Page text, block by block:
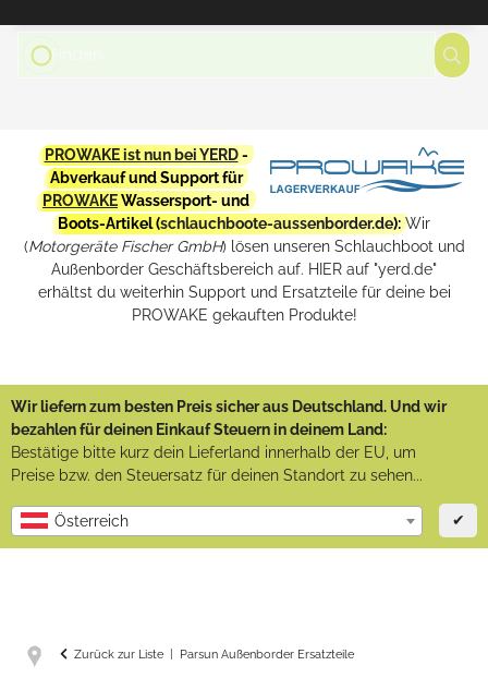
PROWAKE ist nun bei YERD-
Abverkauf und Support für
PROWAKEWassersport- und
Boots-Artikel (schlauchboote-aussenborder.de): Wir
(Motorgeräte Fischer GmbH) lösen unseren Schlauchboot und
Außenborder Geschäftsbereich auf. HIER auf "yerd.de"
erhältst du weiterhin Support und Ersatzteile für deine bei
PROWAKE gekauften Produkte!
Wir liefern zum besten Preis sicher aus Deutschland. Und wir
bezahlen für deinen Einkauf Steuern in deinem Land:
Bestätige bitte kurz dein Lieferland innerhalb der EU, um
Preise bzw. den Steuersatz für deinen Standort zu sehen...
Österreich ✔
Zurück zur Liste Parsun Außenborder Ersatzteile